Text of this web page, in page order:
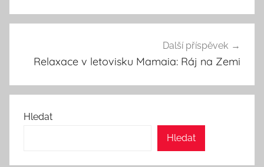
Další příspěvek
Relaxace v letovisku Mamaia: Ráj na Zemi
Hledat
Hledat